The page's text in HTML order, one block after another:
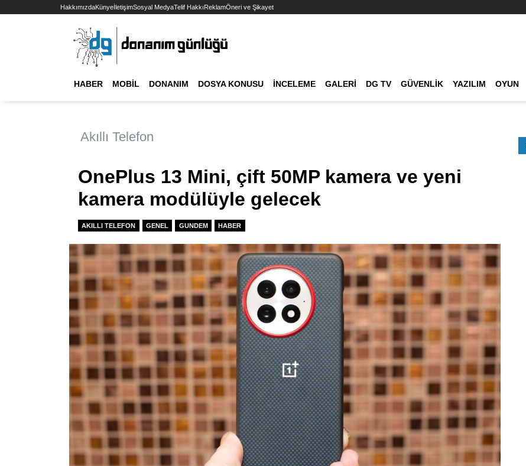
HakkımızdaKünyeİletişimSosyal MedyaTelif HakkıReklamÖneri ve Şikayet
HABER MOBIL DONANIM DOSYA KONUSU İNCELEME GALERI DG TV GÜVENLIK YAZILIM OYUN
Akıllı Telefon
OnePlus 13 Mini, çift 50MP kamera ve yeni
kamera modülüyle gelecek
AKILLI TELEFON GENEL GUNDEM HABER